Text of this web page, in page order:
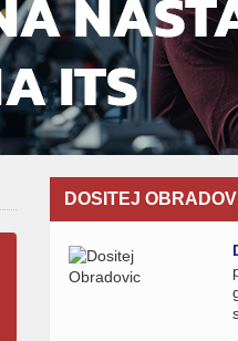
DOSITEJ